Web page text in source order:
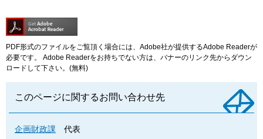
PDF形式のファイルをご覧頂く場合には、Adobe社が提供するAdobe Readerが
必要です。
Adobe Readerをお持ちでない方は、バナーのリンク先からダウン
ロードして下さい。(無料)
このページに関するお問い合わせ先
企画財政課
代表